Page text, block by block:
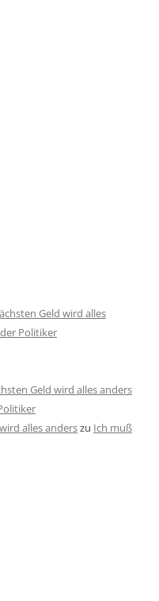
Geld wird alles
Politiker
Geld wird alles anders
alles anderszu Ich muß